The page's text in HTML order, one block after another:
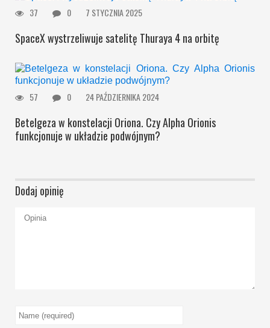
37 0 7 STYCZNIA 2025
SpaceX wystrzeliwuje satelitę Thuraya 4 na orbitę
57 0 24 PAŹDZIERNIKA 2024
Betelgeza w konstelacji Oriona. Czy Alpha Orionis
funkcjonuje w układzie podwójnym?
Dodaj opinię